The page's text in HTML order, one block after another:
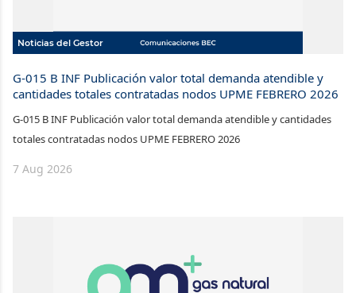
Noticias del Gestor
G-015 B INF Publicación valor total demanda atendible y
cantidades totales contratadas nodos UPME FEBRERO 2026
G-015 B INF Publicación valor total demanda atendible y cantidades
totales contratadas nodos UPME FEBRERO 2026
7 Aug 2026